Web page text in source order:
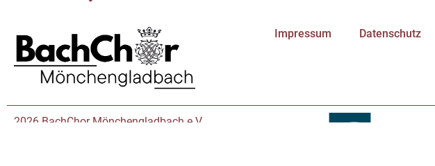
Impressum Datenschutz
2026 BachChor Mönchengladbach e.V.